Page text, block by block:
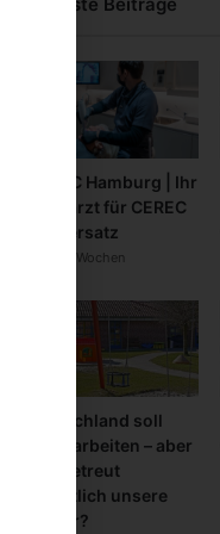
CEREC Hamburg | Ihr
Zahnarzt für CEREC
Zahnersatz
vor 3 Wochen
Deutschland soll
mehr arbeiten – aber
wer betreut
eigentlich unsere
Kinder?